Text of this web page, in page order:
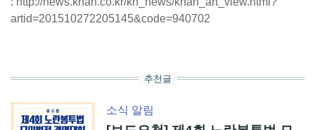
artid=201510272205145&code=940702
추천글
소식 알림